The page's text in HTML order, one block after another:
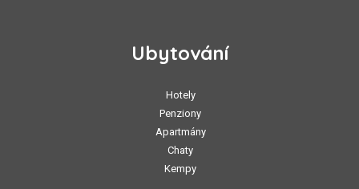
Ubytování
Hotely
Penziony
Apartmány
Chaty
Kempy